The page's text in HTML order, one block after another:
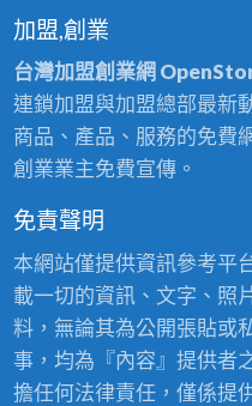
加盟,創業
台灣加盟創業網
連鎖加盟與加盟總部最新
商品、產品、服務的免費
創業業主免費宣傳。
免責聲明
本網站僅提供資訊參考平
載一切的資訊、文字、照
料，無論其為公開張貼或
事，均為『內容』提供者
擔任何法律責任，僅係提